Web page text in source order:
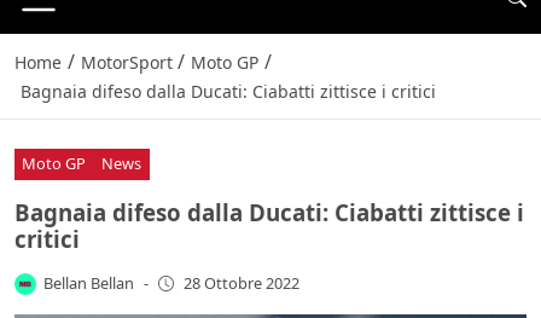
Home / MotorSport / Moto GP /
Bagnaia difeso dalla Ducati: Ciabatti zittisce i critici
Moto GP News
Bagnaia difeso dalla Ducati: Ciabatti zittisce i
critici
Bellan Bellan - 28 Ottobre 2022